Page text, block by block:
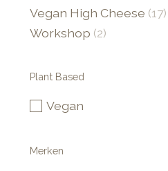
Vegan High Cheese (17)
Workshop (2)
Plant Based
Vegan
Merken